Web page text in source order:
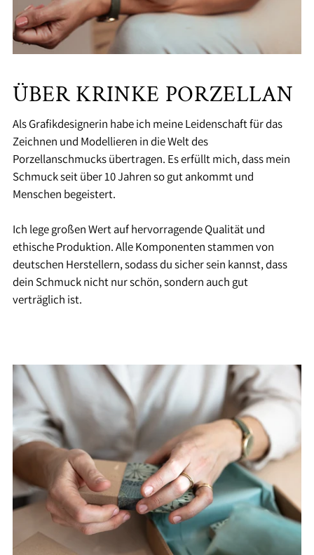
ÜBER KRINKE PORZELLAN
Als Grafikdesignerin habe ich meine Leidenschaft für das
Zeichnen und Modellieren in die Welt des
Porzellanschmucks übertragen. Es erfüllt mich, dass mein
Schmuck seit über 10 Jahren so gut ankommt und
Menschen begeistert.
Ich lege großen Wert auf hervorragende Qualität und
ethische Produktion. Alle Komponenten stammen von
deutschen Herstellern, sodass du sicher sein kannst, dass
dein Schmuck nicht nur schön, sondern auch gut
verträglich ist.